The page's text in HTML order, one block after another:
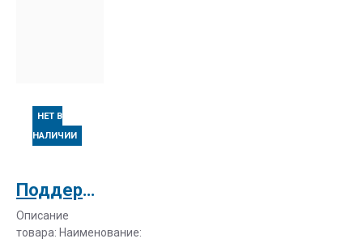
НЕТ В
НАЛИЧИИ
Поддержка сканирования PDF для Kyocera TASKalfa 3501i (870LSHW007)
Описание
товара: Наименование: